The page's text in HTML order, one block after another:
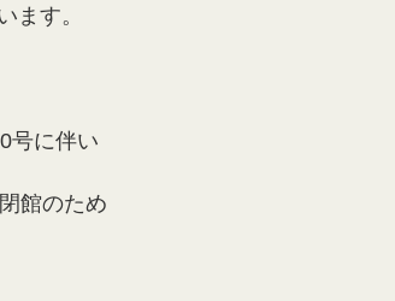
ます。
号に伴い
館のため